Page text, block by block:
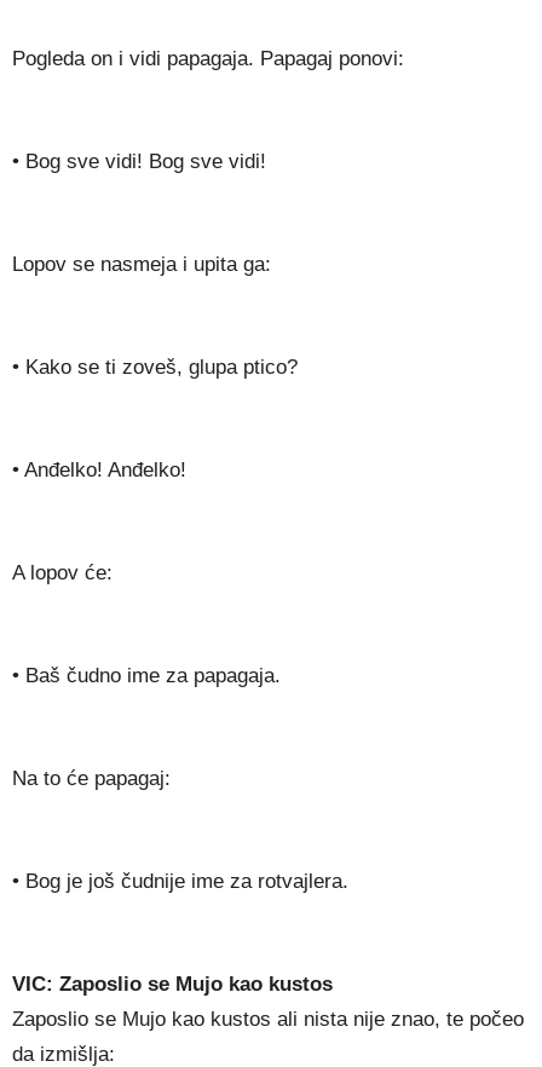
Pogleda on i vidi papagaja. Papagaj ponovi:
• Bog sve vidi! Bog sve vidi!
Lopov se nasmeja i upita ga:
• Kako se ti zoveš, glupa ptico?
• Anđelko! Anđelko!
A lopov će:
• Baš čudno ime za papagaja.
Na to će papagaj:
• Bog je još čudnije ime za rotvajlera.
VIC: Zaposlio se Mujo kao kustos
Zaposlio se Mujo kao kustos ali nista nije znao, te počeo
da izmišlja: